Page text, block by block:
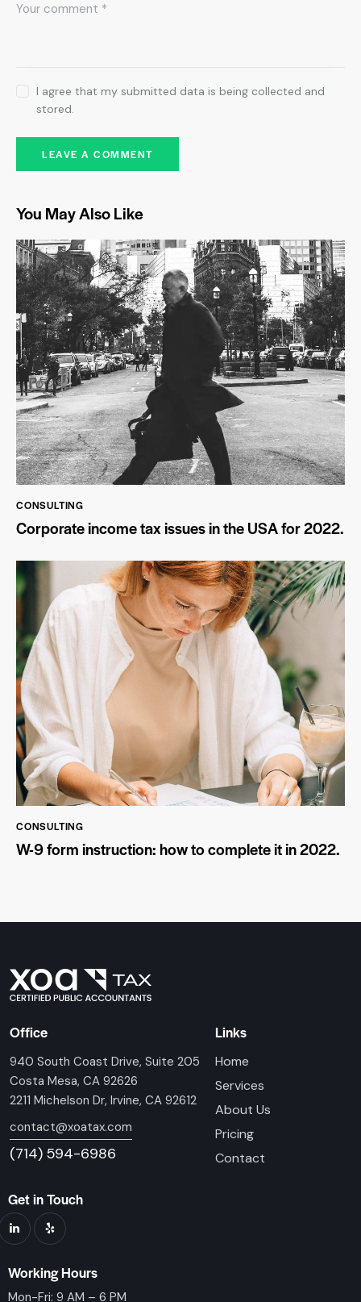
I agree that my submitted data is being collected and
stored.
You May Also Like
CONSULTING
Corporate income tax issues in the USA for 2022.
CONSULTING
W-9 form instruction: how to complete it in 2022.
Office
940 South Coast Drive, Suite 205
Costa Mesa, CA 92626
2211 Michelson Dr, Irvine, CA 92612
contact@xoatax.com
(714) 594-6986
Links
Home
Services
About Us
Pricing
Contact
Get in Touch
Working Hours
Mon-Fri: 9 AM – 6 PM